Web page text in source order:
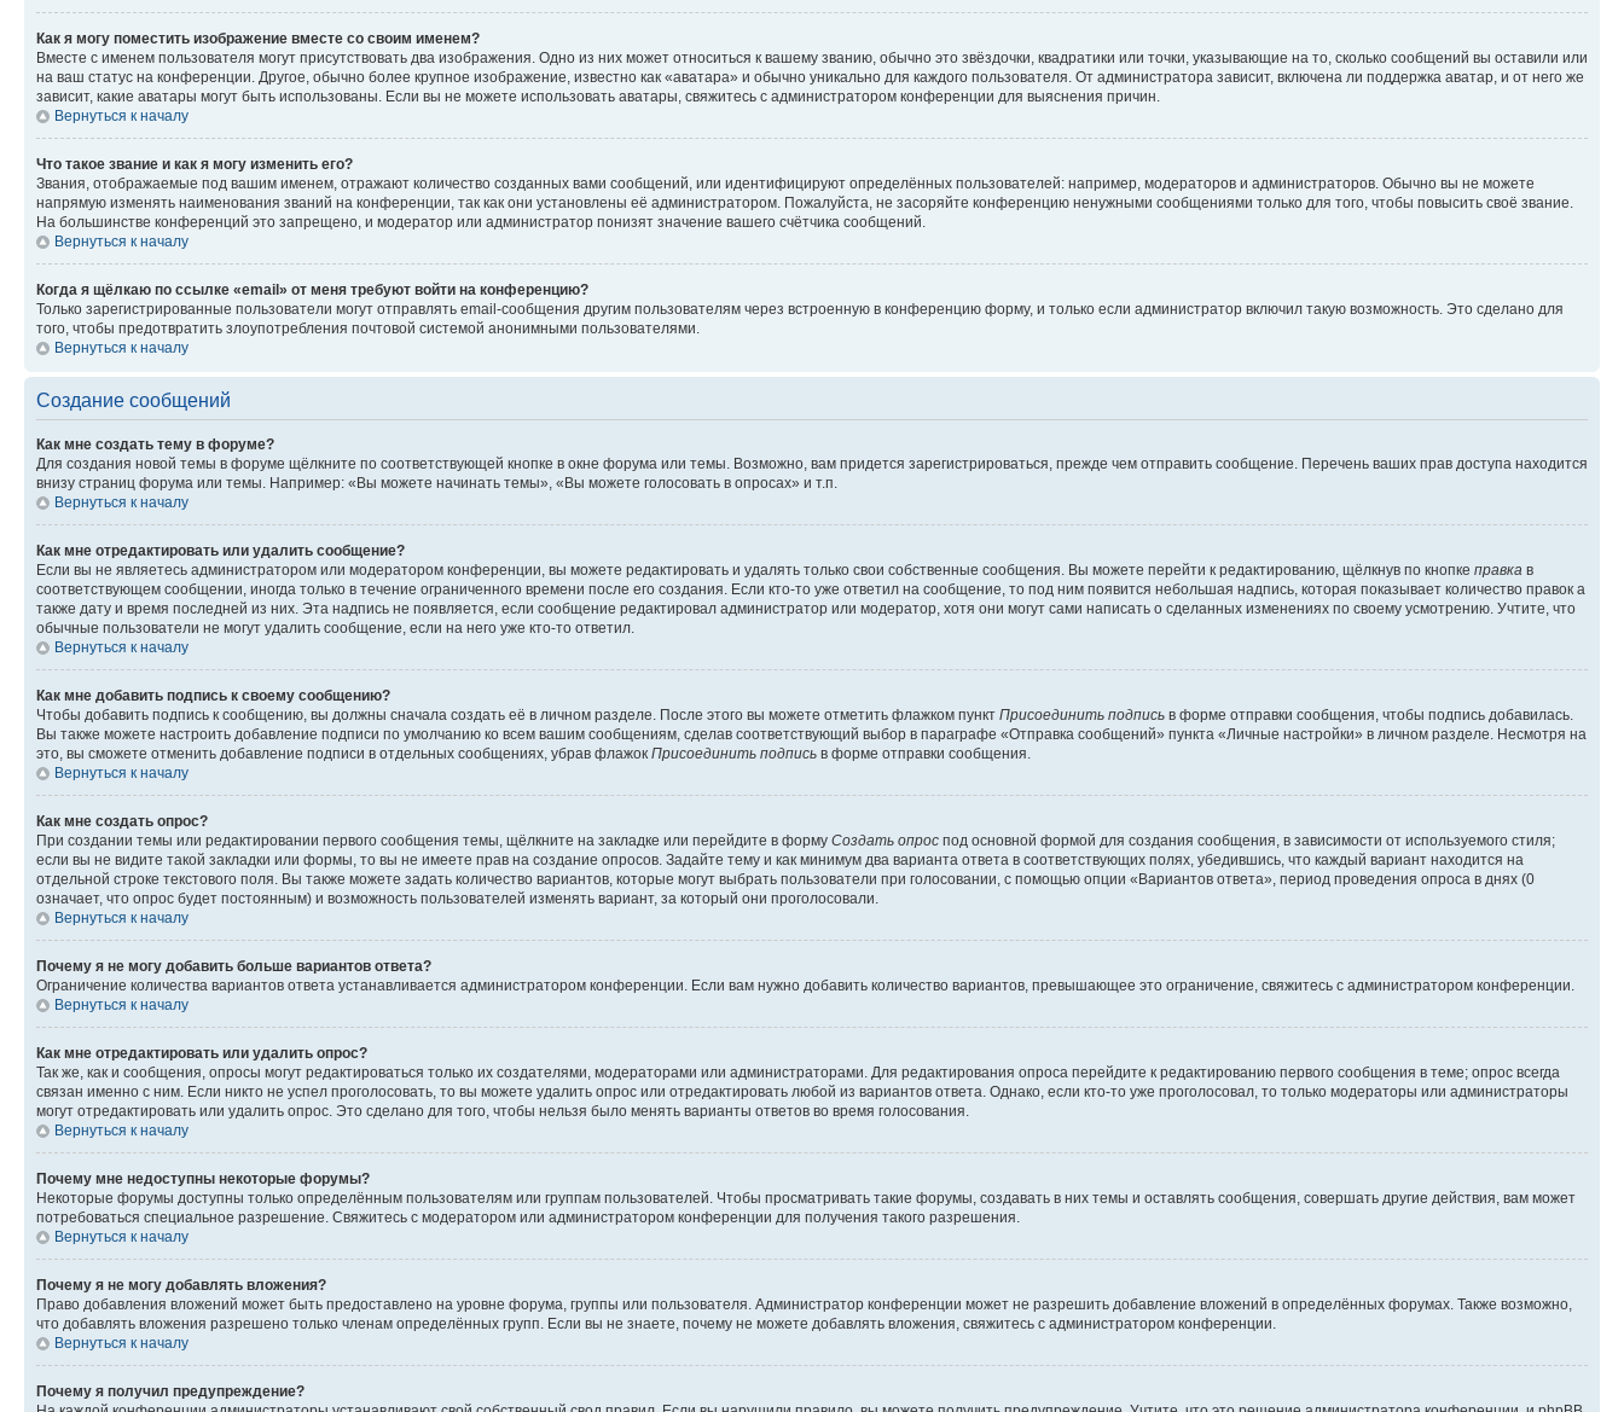
Как я могу поместить изображение вместе со своим именем?
Вместе с именем пользователя могут присутствовать два изображения. Одно из них может относиться к вашему званию, обычно это звёздочки, квадратики или точки, указывающие на то, сколько сообщений вы оставили или
на ваш статус на конференции. Другое, обычно более крупное изображение, известно как «аватара» и обычно уникально для каждого пользователя. От администратора зависит, включена ли поддержка аватар, и от него же
зависит, какие аватары могут быть использованы. Если вы не можете использовать аватары, свяжитесь с администратором конференции для выяснения причин.
Вернуться к началу
Что такое звание и как я могу изменить его?
Звания, отображаемые под вашим именем, отражают количество созданных вами сообщений, или идентифицируют определённых пользователей: например, модераторов и администраторов. Обычно вы не можете
напрямую изменять наименования званий на конференции, так как они установлены её администратором. Пожалуйста, не засоряйте конференцию ненужными сообщениями только для того, чтобы повысить своё звание.
На большинстве конференций это запрещено, и модератор или администратор понизят значение вашего счётчика сообщений.
Вернуться к началу
Когда я щёлкаю по ссылке «email» от меня требуют войти на конференцию?
Только зарегистрированные пользователи могут отправлять email-сообщения другим пользователям через встроенную в конференцию форму, и только если администратор включил такую возможность. Это сделано для
того, чтобы предотвратить злоупотребления почтовой системой анонимными пользователями.
Вернуться к началу
Создание сообщений
Как мне создать тему в форуме?
Для создания новой темы в форуме щёлкните по соответствующей кнопке в окне форума или темы. Возможно, вам придется зарегистрироваться, прежде чем отправить сообщение. Перечень ваших прав доступа находится
внизу страниц форума или темы. Например: «Вы можете начинать темы», «Вы можете голосовать в опросах» и т.п.
Вернуться к началу
Как мне отредактировать или удалить сообщение?
Если вы не являетесь администратором или модератором конференции, вы можете редактировать и удалять только свои собственные сообщения. Вы можете перейти к редактированию, щёлкнув по кнопке правка в
соответствующем сообщении, иногда только в течение ограниченного времени после его создания. Если кто-то уже ответил на сообщение, то под ним появится небольшая надпись, которая показывает количество правок а
также дату и время последней из них. Эта надпись не появляется, если сообщение редактировал администратор или модератор, хотя они могут сами написать о сделанных изменениях по своему усмотрению. Учтите, что
обычные пользователи не могут удалить сообщение, если на него уже кто-то ответил.
Вернуться к началу
Как мне добавить подпись к своему сообщению?
Чтобы добавить подпись к сообщению, вы должны сначала создать её в личном разделе. После этого вы можете отметить флажком пункт Присоединить подпись в форме отправки сообщения, чтобы подпись добавилась.
Вы также можете настроить добавление подписи по умолчанию ко всем вашим сообщениям, сделав соответствующий выбор в параграфе «Отправка сообщений» пункта «Личные настройки» в личном разделе. Несмотря на
это, вы сможете отменить добавление подписи в отдельных сообщениях, убрав флажок Присоединить подпись в форме отправки сообщения.
Вернуться к началу
Как мне создать опрос?
При создании темы или редактировании первого сообщения темы, щёлкните на закладке или перейдите в форму Создать опрос под основной формой для создания сообщения, в зависимости от используемого стиля;
если вы не видите такой закладки или формы, то вы не имеете прав на создание опросов. Задайте тему и как минимум два варианта ответа в соответствующих полях, убедившись, что каждый вариант находится на
отдельной строке текстового поля. Вы также можете задать количество вариантов, которые могут выбрать пользователи при голосовании, с помощью опции «Вариантов ответа», период проведения опроса в днях (0
означает, что опрос будет постоянным) и возможность пользователей изменять вариант, за который они проголосовали.
Вернуться к началу
Почему я не могу добавить больше вариантов ответа?
Ограничение количества вариантов ответа устанавливается администратором конференции. Если вам нужно добавить количество вариантов, превышающее это ограничение, свяжитесь с администратором конференции.
Вернуться к началу
Как мне отредактировать или удалить опрос?
Так же, как и сообщения, опросы могут редактироваться только их создателями, модераторами или администраторами. Для редактирования опроса перейдите к редактированию первого сообщения в теме; опрос всегда
связан именно с ним. Если никто не успел проголосовать, то вы можете удалить опрос или отредактировать любой из вариантов ответа. Однако, если кто-то уже проголосовал, то только модераторы или администраторы
могут отредактировать или удалить опрос. Это сделано для того, чтобы нельзя было менять варианты ответов во время голосования.
Вернуться к началу
Почему мне недоступны некоторые форумы?
Некоторые форумы доступны только определённым пользователям или группам пользователей. Чтобы просматривать такие форумы, создавать в них темы и оставлять сообщения, совершать другие действия, вам может
потребоваться специальное разрешение. Свяжитесь с модератором или администратором конференции для получения такого разрешения.
Вернуться к началу
Почему я не могу добавлять вложения?
Право добавления вложений может быть предоставлено на уровне форума, группы или пользователя. Администратор конференции может не разрешить добавление вложений в определённых форумах. Также возможно,
что добавлять вложения разрешено только членам определённых групп. Если вы не знаете, почему не можете добавлять вложения, свяжитесь с администратором конференции.
Вернуться к началу
Почему я получил предупреждение?